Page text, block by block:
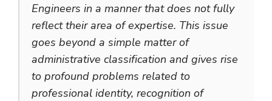
Engineers in a manner that does not fully
reflect their area of expertise. This issue
goes beyond a simple matter of
administrative classification and gives rise
to profound problems related to
professional identity, recognition of